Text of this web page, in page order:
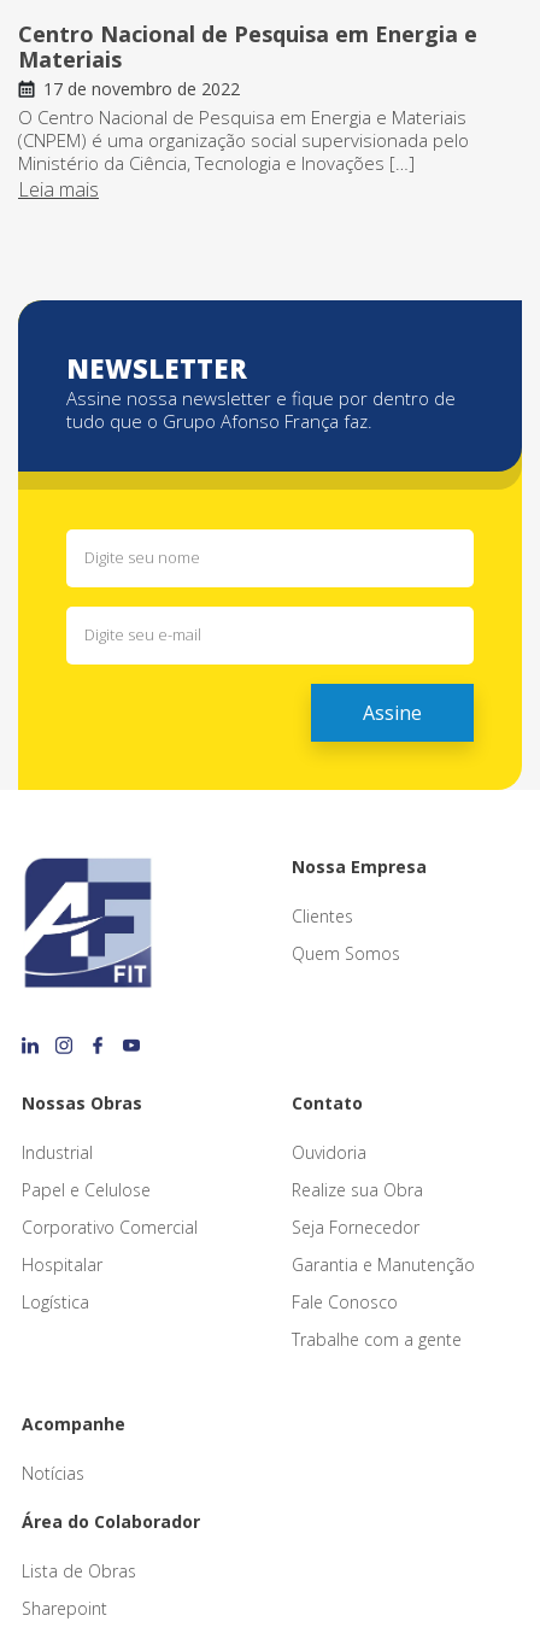
Centro Nacional de Pesquisa em Energia e
Materiais
17 de novembro de 2022
O Centro Nacional de Pesquisa em Energia e Materiais
(CNPEM) é uma organização social supervisionada pelo
Ministério da Ciência, Tecnologia e Inovações […]
Leia mais
NEWSLETTER
Assine nossa newsletter e fique por dentro de
tudo que o Grupo Afonso França faz.
Nossa Empresa
Clientes
Quem Somos
Nossas Obras
Industrial
Papel e Celulose
Corporativo Comercial
Hospitalar
Logística
Contato
Ouvidoria
Realize sua Obra
Seja Fornecedor
Garantia e Manutenção
Fale Conosco
Trabalhe com a gente
Acompanhe
Notícias
Área do Colaborador
Lista de Obras
Sharepoint